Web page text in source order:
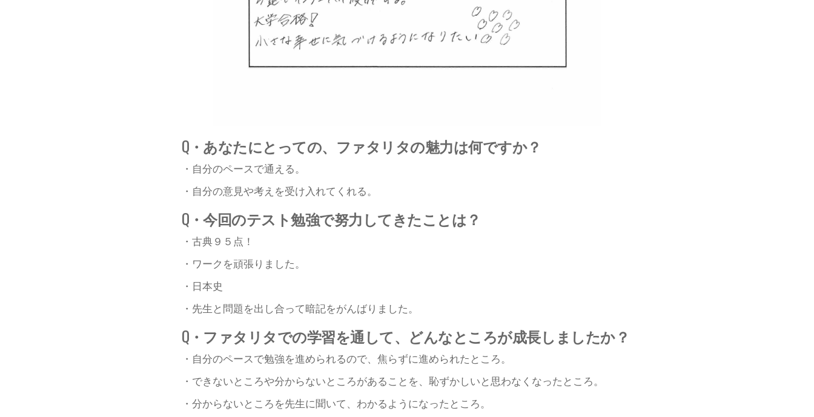
Q・あなたにとっての、ファタリタの魅力は何ですか？
・自分のペースで通える。
・自分の意見や考えを受け入れてくれる。
Q・今回のテスト勉強で努力してきたことは？
・古典９５点！
・ワークを頑張りました。
・日本史
・先生と問題を出し合って暗記をがんばりました。
Q・ファタリタでの学習を通して、どんなところが成長しましたか？
・自分のペースで勉強を進められるので、焦らずに進められたところ。
・できないところや分からないところがあることを、恥ずかしいと思わなくなったところ。
・分からないところを先生に聞いて、わかるようになったところ。